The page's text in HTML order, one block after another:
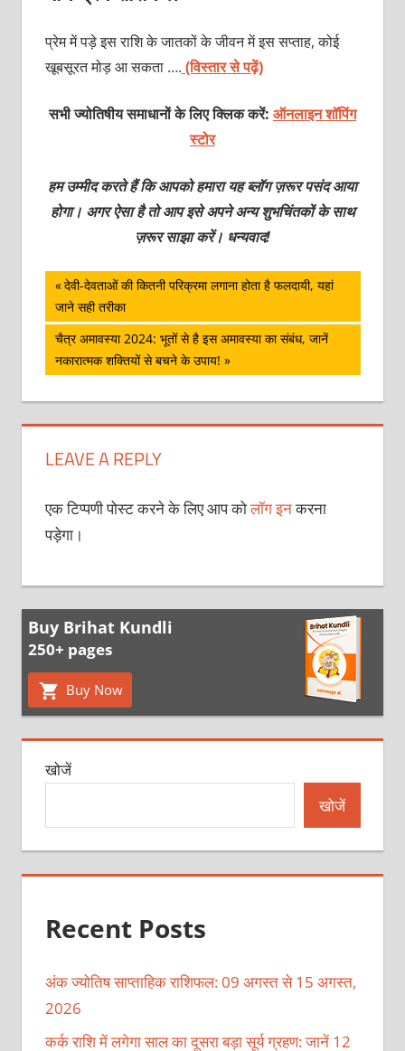
प्रेम में पड़े इस राशि के जातकों के जीवन में इस सप्ताह, कोई
खूबसूरत मोड़ आ सकता …. (विस्तार से पढ़ें)
सभी ज्योतिषीय समाधानों के लिए क्लिक करें: ऑनलाइन शॉपिंग
स्टोर
हम उम्मीद करते हैं कि आपको हमारा यह ब्लॉग ज़रूर पसंद आया
होगा। अगर ऐसा है तो आप इसे अपने अन्य शुभचिंतकों के साथ
ज़रूर साझा करें। धन्यवाद!
पोस्ट
नेविगेशन
Previous
Post:
देवी-देवताओं की कितनी परिक्रमा लगाना होता है फलदायी, यहां
जाने सही तरीका
Next
Post:
चैत्र अमावस्या 2024: भूतों से है इस अमावस्या का संबंध, जानें
नकारात्मक शक्तियों से बचने के उपाय!
LEAVE A REPLY
एक टिप्पणी पोस्ट करने के लिए आप कोलॉग इनकरना
पड़ेगा।
Buy Brihat Kundli
250+ pages
Buy Now
खोजें
खोजें
Recent Posts
अंक ज्योतिष साप्ताहिक राशिफल: 09 अगस्त से 15 अगस्त,
2026
कर्क राशि में लगेगा साल का दूसरा बड़ा सूर्य ग्रहण: जानें 12